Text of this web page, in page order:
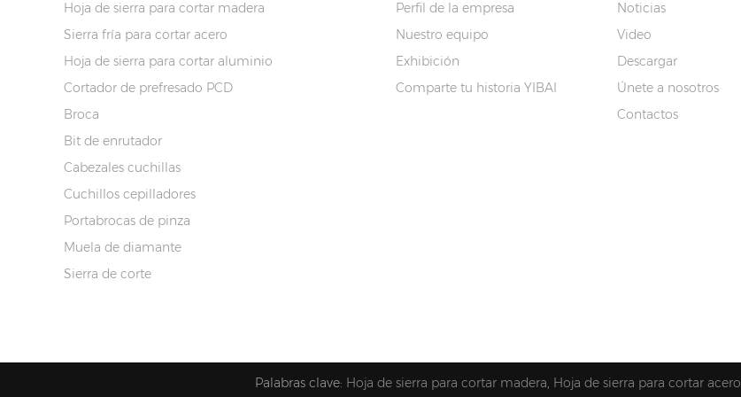
Hoja de sierra para cortar madera
Sierra fría para cortar acero
Hoja de sierra para cortar aluminio
Cortador de prefresado PCD
Broca
Bit de enrutador
Cabezales cuchillas
Cuchillos cepilladores
Portabrocas de pinza
Muela de diamante
Sierra de corte
Perfil de la empresa
Nuestro equipo
Exhibición
Comparte tu historia YIBAI
Noticias
Video
Descargar
Únete a nosotros
Contactos
Palabras clave: Hoja de sierra para cortar madera, Hoja de sierra para cortar acero